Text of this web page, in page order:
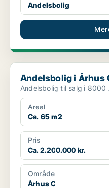
Andelsbolig
Andelsbolig i Århus C
Andelsbolig i Århus
Areal
Ca. 65 m2
Pris
Ca. 2.200.000 kr.
Område
Århus C